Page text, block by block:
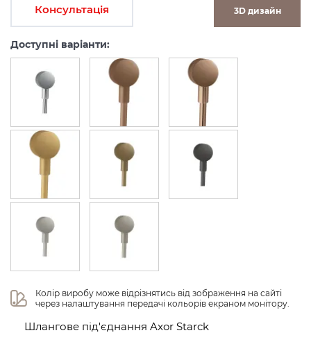
Консультація 3D дизайн
Доступні варіанти:
Колір виробу може відрізнятись від зображення на сайті
через налаштування передачі кольорів екраном монітору.
Шлангове під'єднання Axor Starck